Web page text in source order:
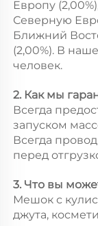
Европу
Северную
Ближний
(2,00%). В
человек.
2. Как мы
Всегда
запуском
Всегда
перед
3. Что вы
Мешок с
джута,